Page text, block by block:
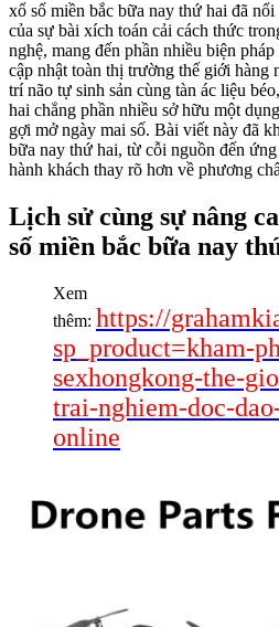
xổ số miền bắc bữa nay thứ hai đã
của sự bài xích toán cải cách thức
nghệ, mang đến phần nhiều biện
cập nhật toàn thị trường thế giới
trí não tự sinh sản cùng tàn ác liệu
hai chẳng phần nhiều sở hữu một
gợi mở ngày mai số. Bài viết này đã
bữa nay thứ hai, từ cỗi nguồn đến
hành khách thay rõ hơn về phương
Lịch sử cùng sự nâng
số miền bắc bữa nay
Xem
thêm: https://
sp_product=kham-
sexhongkong-the-
trai-nghiem-doc-
online